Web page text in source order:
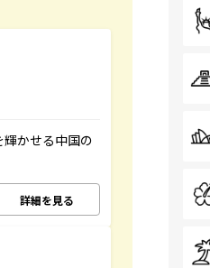
かせる中国の
詳細を見る